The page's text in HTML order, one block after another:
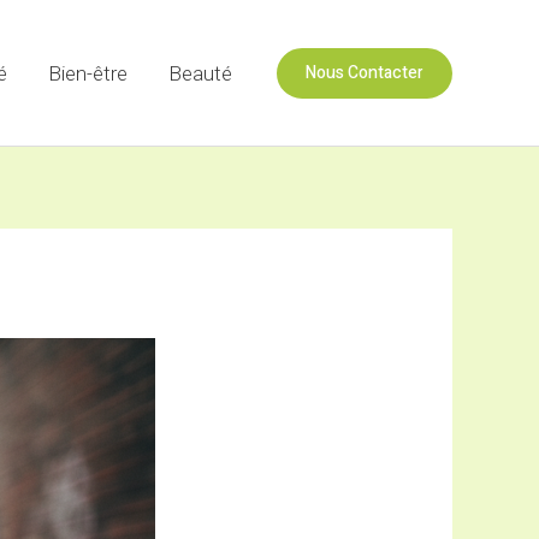
Bien-être Beauté Nous Contacter